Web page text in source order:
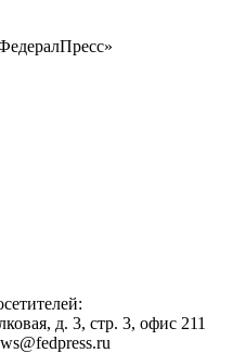
д. 3, стр. 3, офис 211